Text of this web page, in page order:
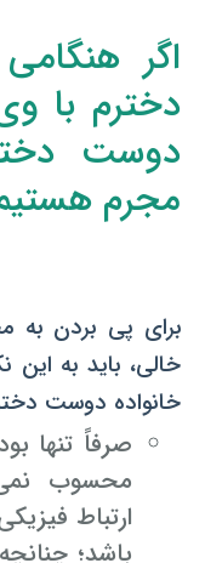
اگر
دخترم با
دوست
مجرم
برای پی بردن به
خالی، باید به
خانواده دوست
صرفاً تنها
محسوب
ارتباط
باشد؛